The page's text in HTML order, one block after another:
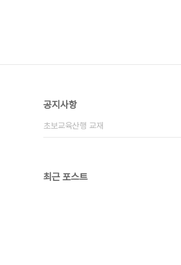
공지사항
초보교육산행 교재
최근 포스트